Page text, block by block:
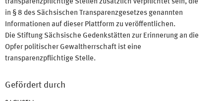
transparenzpflichtige Stellen zusätzlich verpflichtet sein, die
in § 8 des Sächsischen Transparenzgesetzes genannten
Informationen auf dieser Plattform zu veröffentlichen.
Die Stiftung Sächsische Gedenkstätten zur Erinnerung an die
Opfer politischer Gewaltherrschaft ist eine
transparenzpflichtige Stelle.
Gefördert durch